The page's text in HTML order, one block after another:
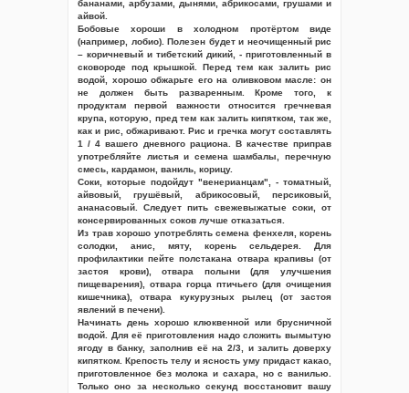
бананами, арбузами, дынями, абрикосами, грушами и
айвой.
Бобовые хороши в холодном протёртом виде
(например, лобио). Полезен будет и неочищенный рис
– коричневый и тибетский дикий, - приготовленный в
сковороде под крышкой. Перед тем как залить рис
водой, хорошо обжарьте его на оливковом масле: он
не должен быть разваренным. Кроме того, к
продуктам первой важности относится гречневая
крупа, которую, пред тем как залить кипятком, так же,
как и рис, обжаривают. Рис и гречка могут составлять
1 / 4 вашего дневного рациона. В качестве приправ
употребляйте листья и семена шамбалы, перечную
смесь, кардамон, ваниль, корицу.
Соки, которые подойдут "венерианцам", - томатный,
айвовый, грушёвый, абрикосовый, персиковый,
ананасовый. Следует пить свежевыжатые соки, от
консервированных соков лучше отказаться.
Из трав хорошо употреблять семена фенхеля, корень
солодки, анис, мяту, корень сельдерея. Для
профилактики пейте полстакана отвара крапивы (от
застоя крови), отвара полыни (для улучшения
пищеварения), отвара горца птичьего (для очищения
кишечника), отвара кукурузных рылец (от застоя
явлений в печени).
Начинать день хорошо клюквенной или брусничной
водой. Для её приготовления надо сложить вымытую
ягоду в банку, заполнив её на 2/3, и залить доверху
кипятком. Крепость телу и ясность уму придаст какао,
приготовленное без молока и сахара, но с ванилью.
Только оно за несколько секунд восстановит вашу